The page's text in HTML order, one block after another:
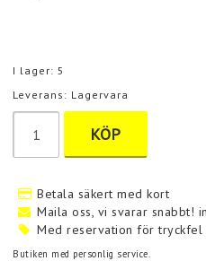
I lager: 5
Leverans: Lagervara
KÖP
Betala säkert med kort
Maila oss, vi svarar snabbt!
Med reservation för
Butiken med personlig service.